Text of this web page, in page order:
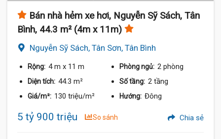
Bán nhà hẻm xe hơi, Nguyễn Sỹ Sách, Tân
Bình, 44.3 m² (4m x 11m)
Nguyễn Sỹ Sách, Tân Sơn, Tân Bình
Rộng: 4 m x 11 m Phòng ngủ: 2 phòng
Diện tích: 44.3 m² Số tầng: 2 tầng
Giá/m²: 130 triệu/m² Hướng: Đông
5 tỷ 900 triệu So sánh Chia sẻ